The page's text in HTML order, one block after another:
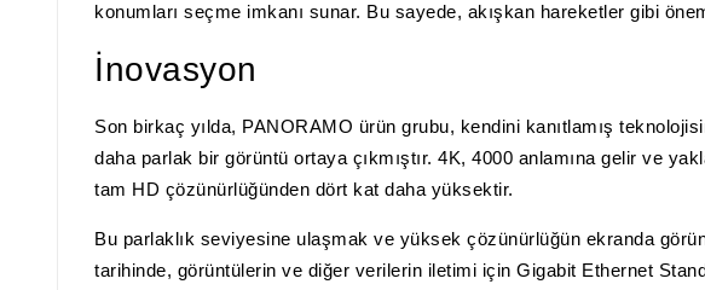
konumları seçme imkanı sunar. Bu sayede, akışkan hareketler gibi
İnovasyon
Son birkaç yılda, PANORAMO ürün grubu, kendini kanıtlamış
daha parlak bir görüntü ortaya çıkmıştır. 4K, 4000 anlamına gelir ve
tam HD çözünürlüğünden dört kat daha yüksektir.
Bu parlaklık seviyesine ulaşmak ve yüksek çözünürlüğün ekranda
tarihinde, görüntülerin ve diğer verilerin iletimi için Gigabit Ethernet